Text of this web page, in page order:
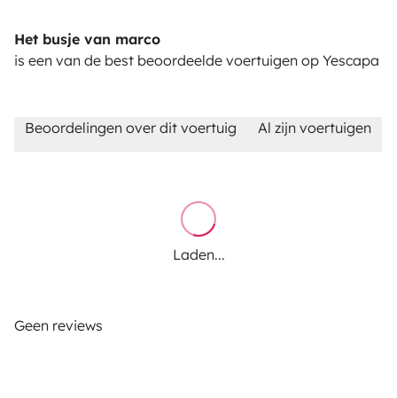
Het busje van marco
is een van de best beoordeelde voertuigen op Yescapa
Beoordelingen over dit voertuig Al zijn voertuigen
Laden...
Geen reviews